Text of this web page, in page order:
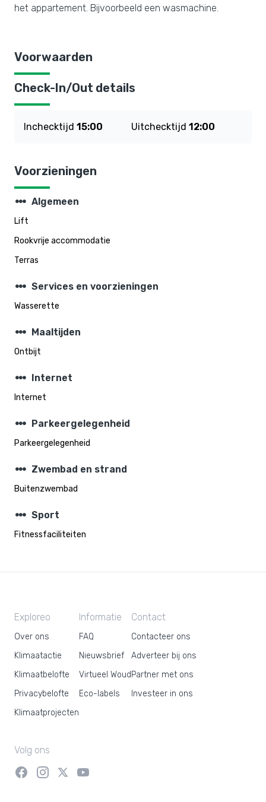
het appartement. Bijvoorbeeld een wasmachine.
Voorwaarden
Check-In/Out details
Inchecktijd 15:00 Uitchecktijd 12:00
Voorzieningen
steppers Algemeen
Lift
Rookvrije accommodatie
Terras
steppers Services en voorzieningen
Wasserette
steppers Maaltijden
Ontbijt
steppers Internet
Internet
steppers Parkeergelegenheid
Parkeergelegenheid
steppers Zwembad en strand
Buitenzwembad
steppers Sport
Fitnessfaciliteiten
Exploreo
Over ons
Klimaatactie
Klimaatbelofte
Privacybelofte
Klimaatprojecten
Informatie
FAQ
Nieuwsbrief
Virtueel Woud
Eco-labels
Contact
Contacteer ons
Adverteer bij ons
Partner met ons
Investeer in ons
Volg ons